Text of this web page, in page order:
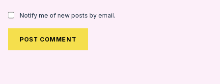
Notify me of new posts by email.